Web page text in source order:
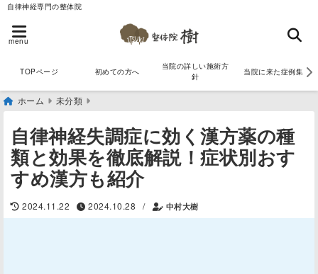
自律神経専門の整体院
menu
TOPページ 初めての方へ
当院の詳しい施術方
針
当院に来た症例集
ホーム 未分類
自律神経失調症に効く漢方薬の種
類と効果を徹底解説！症状別おす
すめ漢方も紹介
2024.11.22 2024.10.28 / 中村大樹